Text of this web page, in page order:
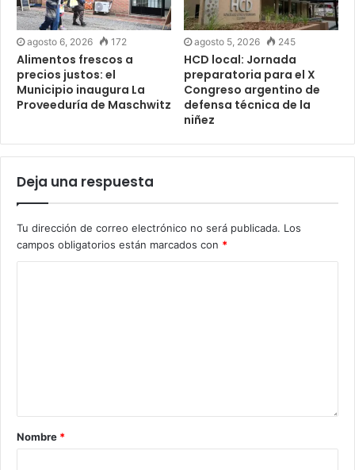
agosto 6, 2026 172
Alimentos frescos a
precios justos: el
Municipio inaugura La
Proveeduría de Maschwitz
agosto 5, 2026 245
HCD local: Jornada
preparatoria para el X
Congreso argentino de
defensa técnica de la
niñez
Deja una respuesta
Tu dirección de correo electrónico no será publicada. Los
campos obligatorios están marcados con *
Nombre *